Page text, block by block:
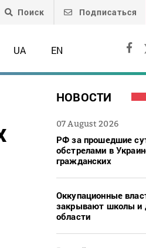
Поиск Подписаться
UA EN
НОВОСТИ
07 August 2026
РФ за прошедшие
обстрелами в
гражданских
Оккупационные
закрывают школы и
области